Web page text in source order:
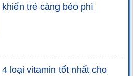
khiến trẻ càng béo phì
4 loại vitamin tốt nhất cho